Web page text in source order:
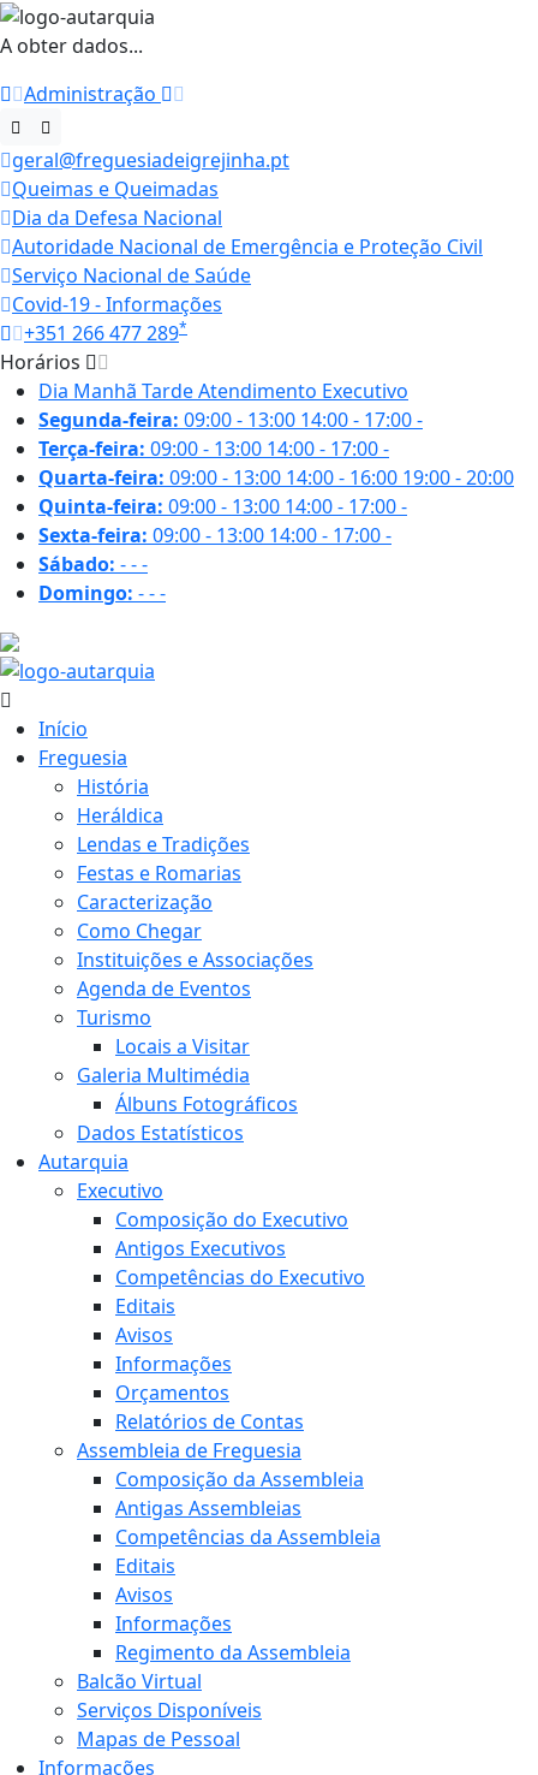
A obter dados...
Administração
geral@freguesiadeigrejinha.pt
Queimas e Queimadas
Dia da Defesa Nacional
Autoridade Nacional de Emergência e Proteção Civil
Serviço Nacional de Saúde
Covid-19 - Informações
+351 266 477 289*
Horários
Dia Manhã TardeAtendimento Executivo
Segunda-feira: 09:00 - 13:00 14:00 - 17:00-
Terça-feira: 09:00 - 13:00 14:00 - 17:00-
Quarta-feira: 09:00 - 13:00 14:00 - 16:00 19:00 - 20:00
Quinta-feira: 09:00 - 13:00 14:00 - 17:00-
Sexta-feira: 09:00 - 13:00 14:00 - 17:00-
Sábado: ---
Domingo: ---
Início
Freguesia
História
Heráldica
Lendas e Tradições
Festas e Romarias
Caracterização
Como Chegar
Instituições e Associações
Agenda de Eventos
Turismo
Locais a Visitar
Galeria Multimédia
Álbuns Fotográficos
Dados Estatísticos
Autarquia
Executivo
Composição do Executivo
Antigos Executivos
Competências do Executivo
Editais
Avisos
Informações
Orçamentos
Relatórios de Contas
Assembleia de Freguesia
Composição da Assembleia
Antigas Assembleias
Competências da Assembleia
Editais
Avisos
Informações
Regimento da Assembleia
Balcão Virtual
Serviços Disponíveis
Mapas de Pessoal
Informações